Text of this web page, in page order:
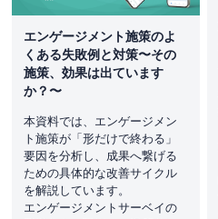
エンゲージメント施策のよ
くある失敗例と対策〜その
施策、効果は出ています
か？〜
本資料では、エンゲージメン
ト施策が「形だけで終わる」
要因を分析し、成果へ繋げる
ための具体的な改善サイクル
を解説しています。
エンゲージメントサーベイの